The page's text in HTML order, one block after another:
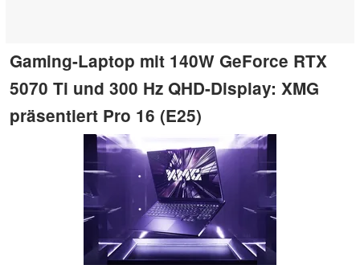
Gaming-Laptop mit 140W GeForce RTX
5070 Ti und 300 Hz QHD-Display: XMG
präsentiert Pro 16 (E25)